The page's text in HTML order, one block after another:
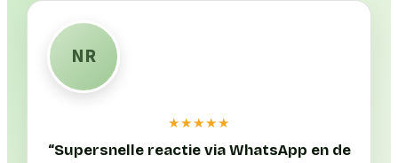
NR
★★★★★
“Supersnelle reactie via WhatsApp en de